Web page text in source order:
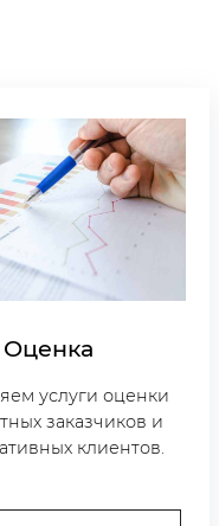
Оценка
услуги оценки
заказчиков и
клиентов.